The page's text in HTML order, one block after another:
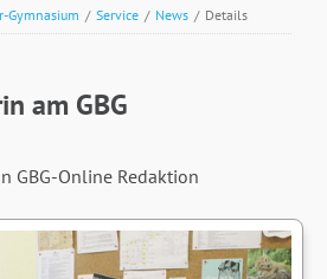
Gymnasium / Service / News / Details
am GBG
GBG-Online Redaktion